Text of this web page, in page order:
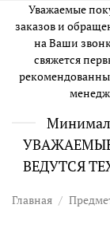
Уважаемые
заказов и
на Ваши
свяжется
ВЕДУТСЯ
Главная